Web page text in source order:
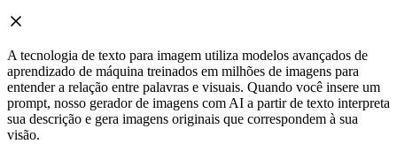
A tecnologia de texto para imagem utiliza modelos avançados de
aprendizado de máquina treinados em milhões de imagens para
entender a relação entre palavras e visuais. Quando você insere um
prompt, nosso gerador de imagens com AI a partir de texto interpreta
sua descrição e gera imagens originais que correspondem à sua
visão.